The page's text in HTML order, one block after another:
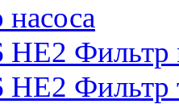
насоса
Фильтр
Фильтр